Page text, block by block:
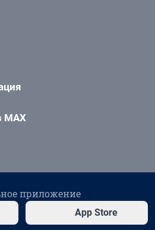
MAX
приложение
App Store